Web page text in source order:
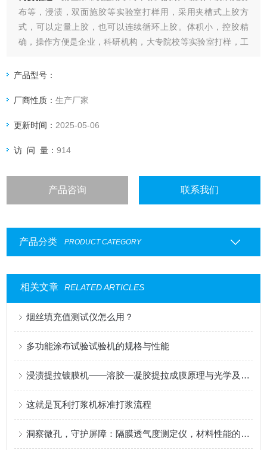
布等，浸渍，双面施胶等实验室打样用，采用夹槽式上胶方
式，可以定量上胶，也可以连续循环上胶。体积小，控胶精
确，操作方便是企业，科研机构，大专院校等实验室打样，工
产品型号：
厂商性质：生产厂家
更新时间： 2025-05-06
访 问 量：914
产品咨询 联系我们
产品分类 PRODUCT CATEGORY
相关文章 RELATED ARTICLES
烟丝填充值测试仪怎么用？
多功能涂布试验试验机的规格与性能
浸渍提拉镀膜机——溶胶—凝胶提拉成膜原理与光学及功能涂层应用
这就是瓦利打浆机标准打浆流程
洞察微孔，守护屏障：隔膜透气度测定仪，材料性能的精密标尺